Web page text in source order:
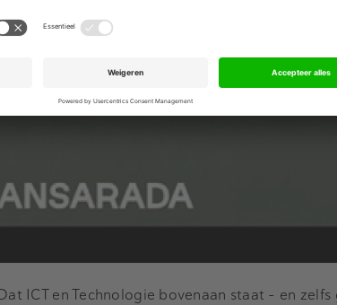
Dat ICT en Technologie bovenaan staat - en zelfs